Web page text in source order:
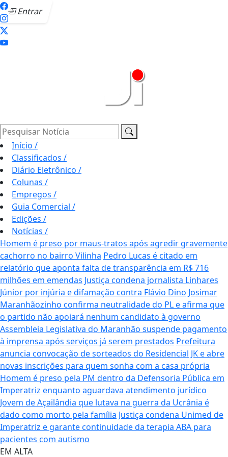
Entrar
Pesquisar Notícia
Início /
Classificados /
Diário Eletrônico /
Colunas /
Empregos /
Guia Comercial /
Edições /
Notícias /
Homem é preso por maus-tratos após agredir gravemente
cachorro no bairro Vilinha Pedro Lucas é citado em
relatório que aponta falta de transparência em R$ 716
milhões em emendas Justiça condena jornalista Linhares
Júnior por injúria e difamação contra Flávio Dino Josimar
Maranhãozinho confirma neutralidade do PL e afirma que
o partido não apoiará nenhum candidato à governo
Assembleia Legislativa do Maranhão suspende pagamento
à imprensa após serviços já serem prestados Prefeitura
anuncia convocação de sorteados do Residencial JK e abre
novas inscrições para quem sonha com a casa própria
Homem é preso pela PM dentro da Defensoria Pública em
Imperatriz enquanto aguardava atendimento jurídico
Jovem de Açailândia que lutava na guerra da Ucrânia é
dado como morto pela família Justiça condena Unimed de
Imperatriz e garante continuidade da terapia ABA para
pacientes com autismo
EM ALTA